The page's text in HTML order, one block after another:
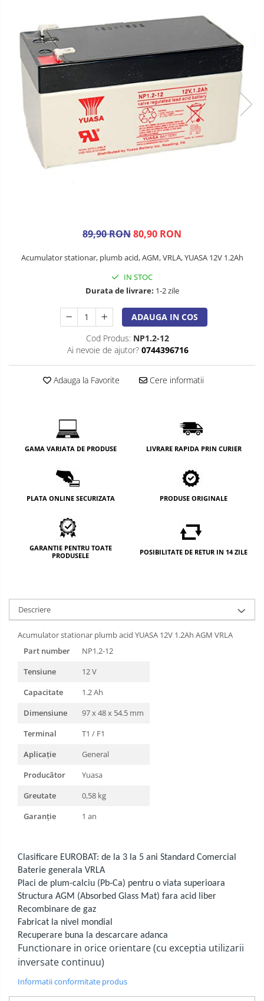
89,90 RON80,90 RON
Acumulator stationar, plumb acid, AGM, VRLA, YUASA 12V 1.2Ah
IN STOC
Durata de livrare: 1-2 zile
ADAUGA IN COS
Cod Produs: NP1.2-12
Ai nevoie de ajutor? 0744396716
Adauga la Favorite Cere informatii
GAMA VARIATA DE PRODUSE LIVRARE RAPIDA PRIN CURIER
PLATA ONLINE SECURIZATA PRODUSE ORIGINALE
GARANTIE PENTRU TOATE
PRODUSELE
POSIBILITATE DE RETUR IN 14 ZILE
Descriere
Acumulator stationar plumb acid YUASA 12V 1.2Ah AGM VRLA
Part number
NP1.2-12
Tensiune
12 V
Capacitate
1.2 Ah
Dimensiune
97 x 48 x 54.5 mm
Terminal
T1 / F1
Aplicație
General
Producător
Yuasa
Greutate
0,58 kg
Garanție
1 an
Clasificare EUROBAT: de la 3 la 5 ani Standard Comercial
Baterie generala VRLA
Placi de plum-calciu (Pb-Ca) pentru o viata superioara
Structura AGM (Absorbed Glass Mat) fara acid liber
Recombinare de gaz
Fabricat la nivel mondial
Recuperare buna la descarcare adanca
Functionare in orice orientare (cu exceptia utilizarii
inversate continuu)
Informatii conformitate produs